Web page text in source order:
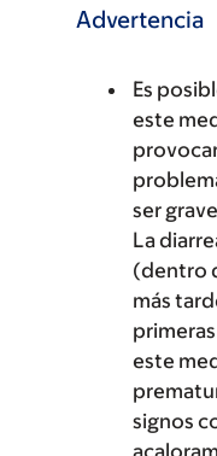
Advertencia
Es
este
ser
La
(dentro
más
este
signos